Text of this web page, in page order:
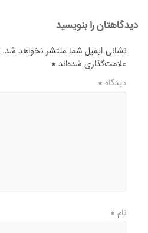
دیدگاهتان را بنویسید
نشانی ایمیل شما منتشر نخواهد شد.
علامت‌گذاری شده‌اند*
دیدگاه*
نام*